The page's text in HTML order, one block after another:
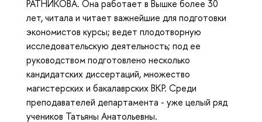
РАТНИКОВА. Она работает в Вышке более 30
лет, читала и читает важнейшие для подготовки
экономистов курсы; ведет плодотворную
исследовательскую деятельность; под ее
руководством подготовлено несколько
кандидатских диссертаций, множество
магистерских и бакалаврских ВКР. Среди
преподавателей департамента - уже целый ряд
учеников Татьяны Анатольевны.